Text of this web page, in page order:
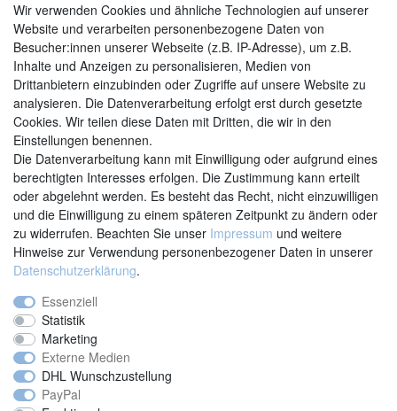
Vertrag widerrufen
Wir verwenden Cookies und ähnliche Technologien auf unserer
Website und verarbeiten personenbezogene Daten von
Besucher:innen unserer Webseite (z.B. IP-Adresse), um z.B.
Inhalte und Anzeigen zu personalisieren, Medien von
Drittanbietern einzubinden oder Zugriffe auf unsere Website zu
analysieren. Die Datenverarbeitung erfolgt erst durch gesetzte
Cookies. Wir teilen diese Daten mit Dritten, die wir in den
Einstellungen benennen.
Die Datenverarbeitung kann mit Einwilligung oder aufgrund eines
berechtigten Interesses erfolgen. Die Zustimmung kann erteilt
oder abgelehnt werden. Es besteht das Recht, nicht einzuwilligen
und die Einwilligung zu einem späteren Zeitpunkt zu ändern oder
zu widerrufen. Beachten Sie unser Impressum und weitere
Hinweise zur Verwendung personenbezogener Daten in unserer
Daten­schutz­erklärung.
Essenziell
Statistik
Marketing
Externe Medien
DHL Wunschzustellung
PayPal